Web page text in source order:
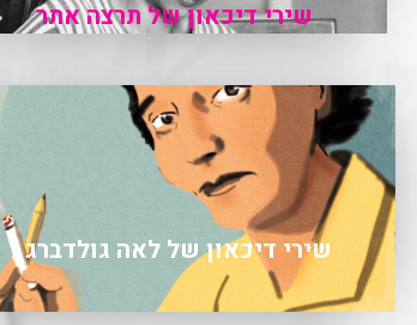
שירי דיכאון של תרצה אתר
שירי דיכאון של לאה גולדברג